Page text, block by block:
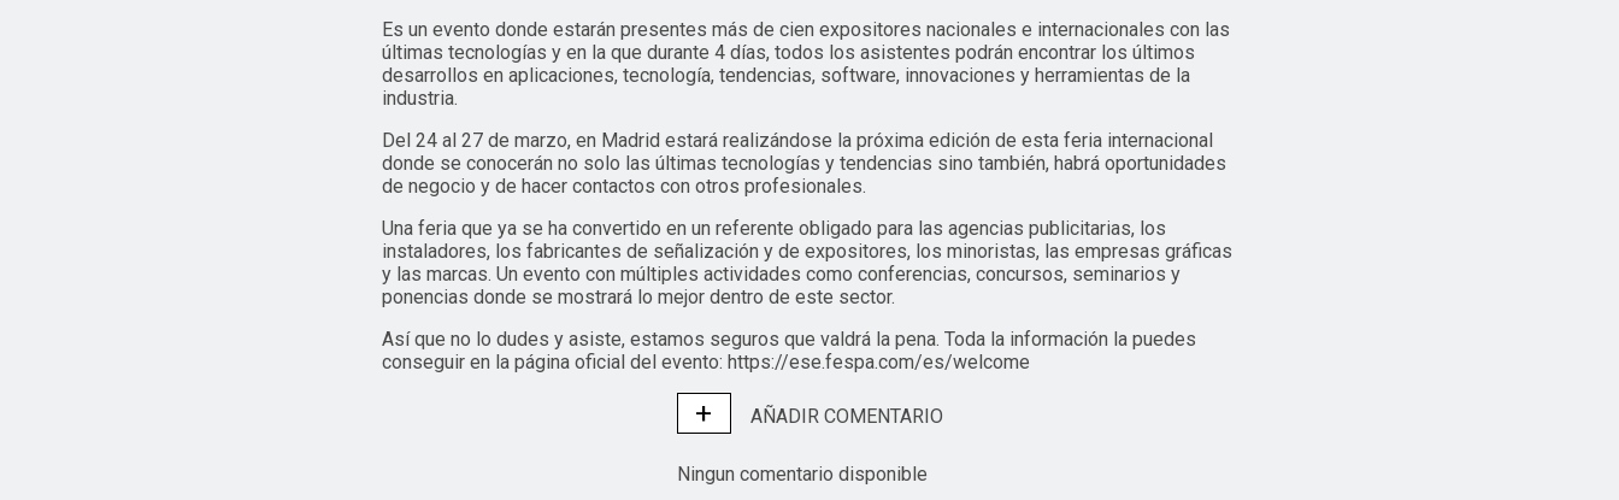
Es un evento donde estarán presentes más de cien expositores nacionales e internacionales con las
últimas tecnologías y en la que durante 4 días, todos los asistentes podrán encontrar los últimos
desarrollos en aplicaciones, tecnología, tendencias, software, innovaciones y herramientas de la
industria.
Del 24 al 27 de marzo, en Madrid estará realizándose la próxima edición de esta feria internacional
donde se conocerán no solo las últimas tecnologías y tendencias sino también, habrá oportunidades
de negocio y de hacer contactos con otros profesionales.
Una feria que ya se ha convertido en un referente obligado para las agencias publicitarias, los
instaladores, los fabricantes de señalización y de expositores, los minoristas, las empresas gráficas
y las marcas. Un evento con múltiples actividades como conferencias, concursos, seminarios y
ponencias donde se mostrará lo mejor dentro de este sector.
Así que no lo dudes y asiste, estamos seguros que valdrá la pena. Toda la información la puedes
conseguir en la página oficial del evento: https://ese.fespa.com/es/welcome
+ AÑADIR COMENTARIO
Ningun comentario disponible